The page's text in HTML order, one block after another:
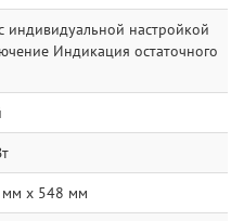
индивидуальной настройкой
Индикация остаточного
мм x 548 мм